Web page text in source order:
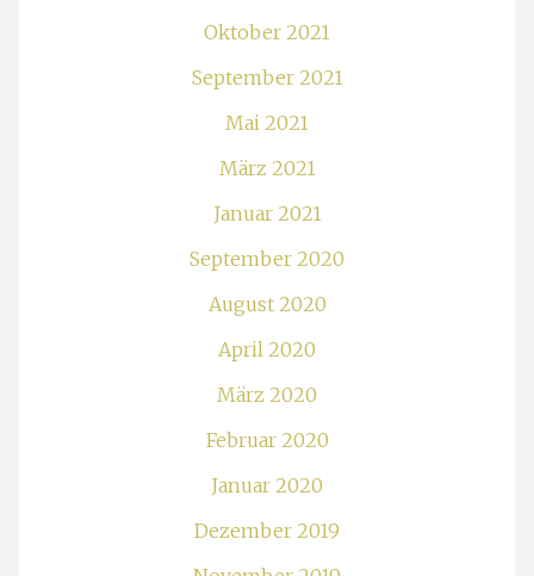
Oktober 2021
September 2021
Mai 2021
März 2021
Januar 2021
September 2020
August 2020
April 2020
März 2020
Februar 2020
Januar 2020
Dezember 2019